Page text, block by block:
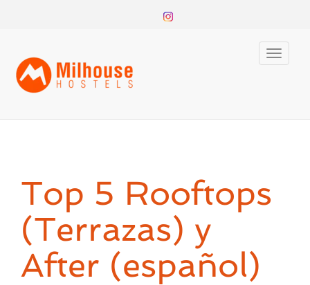
Toggle
Top 5 Rooftops
(Terrazas) y
After (español)